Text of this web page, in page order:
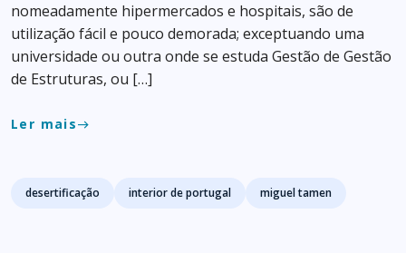
nomeadamente hipermercados e hospitais, são de
utilização fácil e pouco demorada; exceptuando uma
universidade ou outra onde se estuda Gestão de Gestão
de Estruturas, ou […]
Ler maiseast
Tags
desertificação interior de portugal miguel tamen